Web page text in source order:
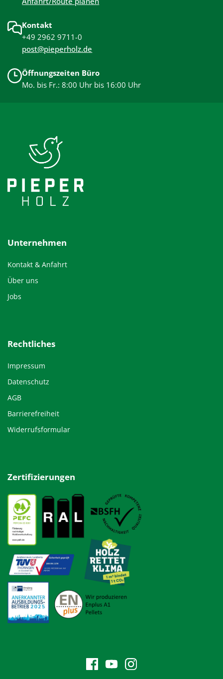
Kontakt
+49 2962 9711-0
post@pieperholz.de
Öffnungszeiten Büro
Mo. bis Fr.: 8:00 Uhr bis 16:00 Uhr
Unternehmen
Kontakt & Anfahrt
Über uns
Jobs
Rechtliches
Impressum
Datenschutz
AGB
Barrierefreiheit
Widerrufsformular
Zertifizierungen